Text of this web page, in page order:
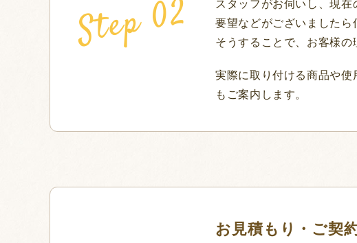
要望などがございましたら
そうすることで、お客様の
実際に取り付ける商品や
もご案内します。
お見積もり・ご契